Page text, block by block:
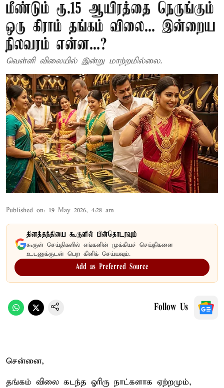
மீண்டும் ரூ.15 ஆயிரத்தை நெருங்கும்
ஒரு கிராம் தங்கம் விலை... இன்றைய
நிலவரம் என்ன...?
வெள்ளி விலையில் இன்று மாற்றமில்லை.
Published on: 19 May 2026, 4:28 am
தினத்தந்தியை கூகுளில் பின்தொடரவும்
கூகுள் செய்திகளில் எங்களின் முக்கியச் செய்திகளை
உடனுக்குடன் பெற கிளிக் செய்யவும்.
Add as Preferred Source
Follow Us
சென்னை,
தங்கம் விலை கடந்த ஓரிரு நாட்களாக ஏற்றமும்,